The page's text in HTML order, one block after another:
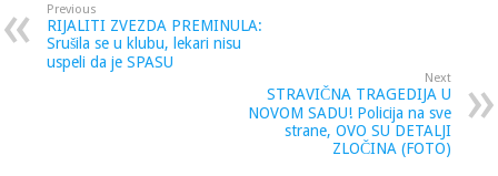
Previous
RIJALITI ZVEZDA PREMINULA:
Srušila se u klubu, lekari nisu
uspeli da je SPASU
Next
STRAVIČNA TRAGEDIJA U
NOVOM SADU! Policija na sve
strane, OVO SU DETALJI
ZLOČINA (FOTO)